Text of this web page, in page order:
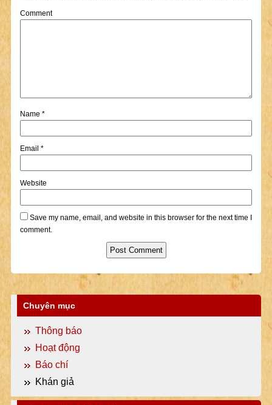
Comment
Name *
Email *
Website
Save my name, email, and website in this browser for the next time I
comment.
Chuyên mục
Thông báo
Hoạt động
Báo chí
Khán giả